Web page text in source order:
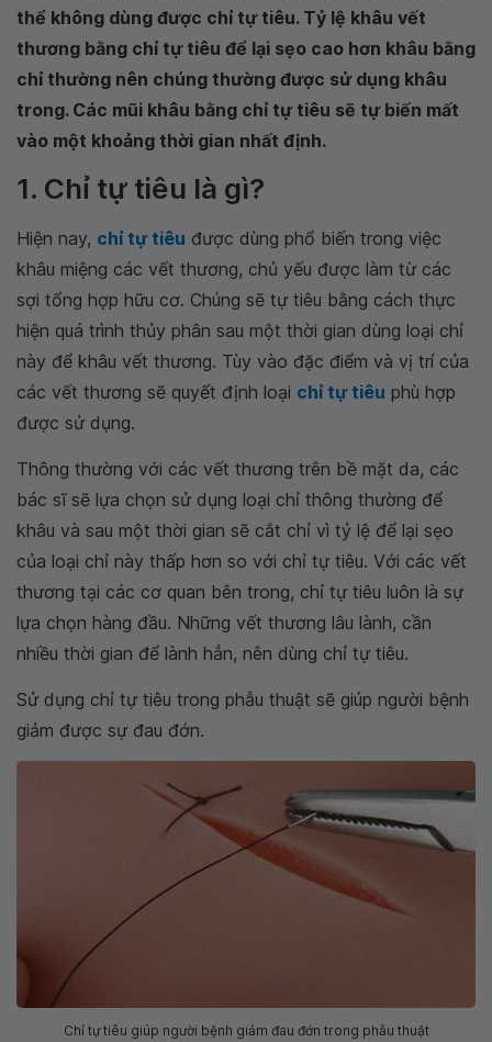
thể không dùng được chỉ tự tiêu. Tỷ lệ khâu vết
thương bằng chỉ tự tiêu để lại sẹo cao hơn khâu bằng
chỉ thường nên chúng thường được sử dụng khâu
trong. Các mũi khâu bằng chỉ tự tiêu sẽ tự biến mất
vào một khoảng thời gian nhất định.
1. Chỉ tự tiêu là gì?
Hiện nay, chỉ tự tiêu được dùng phổ biến trong việc
khâu miệng các vết thương, chủ yếu được làm từ các
sợi tổng hợp hữu cơ. Chúng sẽ tự tiêu bằng cách thực
hiện quá trình thủy phân sau một thời gian dùng loại chỉ
này để khâu vết thương. Tùy vào đặc điểm và vị trí của
các vết thương sẽ quyết định loại chỉ tự tiêu phù hợp
được sử dụng.
Thông thường với các vết thương trên bề mặt da, các
bác sĩ sẽ lựa chọn sử dụng loại chỉ thông thường để
khâu và sau một thời gian sẽ cắt chỉ vì tỷ lệ để lại sẹo
của loại chỉ này thấp hơn so với chỉ tự tiêu. Với các vết
thương tại các cơ quan bên trong, chỉ tự tiêu luôn là sự
lựa chọn hàng đầu. Những vết thương lâu lành, cần
nhiều thời gian để lành hẳn, nên dùng chỉ tự tiêu.
Sử dụng chỉ tự tiêu trong phẫu thuật sẽ giúp người bệnh
giảm được sự đau đớn.
Chỉ tự tiêu giúp người bệnh giảm đau đớn trong phẫu thuật